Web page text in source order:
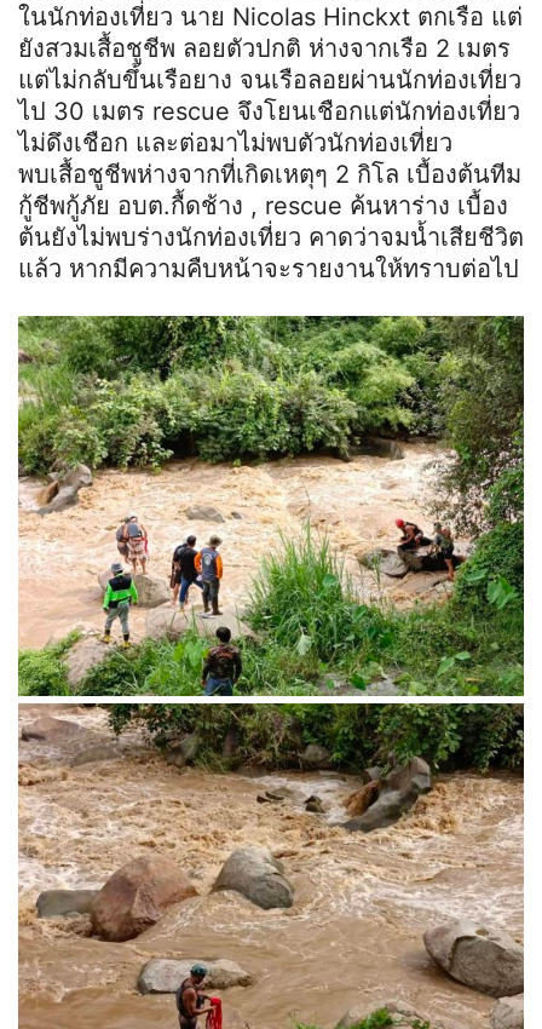
ในนักท่องเที่ยว นาย Nicolas Hinckxt ตกเรือ แต่
ยังสวมเสื้อชูชีพ ลอยตัวปกติ ห่างจากเรือ 2 เมตร
แต่ไม่กลับขึ้นเรือยาง จนเรือลอยผ่านนักท่องเที่ยว
ไป 30 เมตร rescue จึงโยนเชือกแต่นักท่องเที่ยว
ไม่ดึงเชือก และต่อมาไม่พบตัวนักท่องเที่ยว
พบเสื้อชูชีพห่างจากที่เกิดเหตุๆ 2 กิโล เบื้องต้นทีม
กู้ชีพกู้ภัย อบต.กื้ดช้าง , rescue ค้นหาร่าง เบื้อง
ต้นยังไม่พบร่างนักท่องเที่ยว คาดว่าจมน้ำเสียชีวิต
แล้ว หากมีความคืบหน้าจะรายงานให้ทราบต่อไป